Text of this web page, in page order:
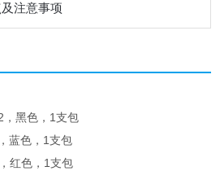
注意事项
，黑色，1支包
蓝色，1支包
红色，1支包